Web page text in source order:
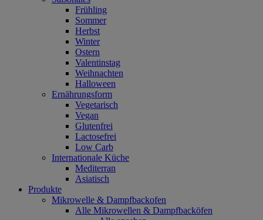
Frühling
Sommer
Herbst
Winter
Ostern
Valentinstag
Weihnachten
Halloween
Ernährungsform
Vegetarisch
Vegan
Glutenfrei
Lactosefrei
Low Carb
Internationale Küche
Mediterran
Asiatisch
Produkte
Mikrowelle & Dampfbackofen
Alle Mikrowellen & Dampfbacköfen